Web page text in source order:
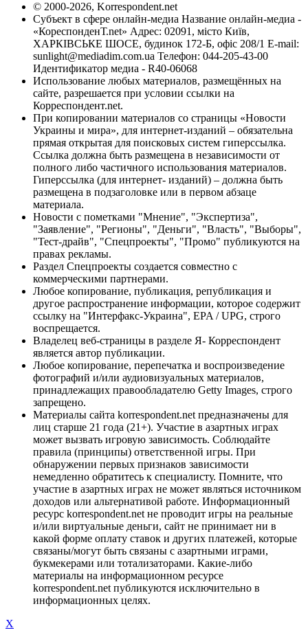
© 2000-2026, Korrespondent.net
Субъект в сфере онлайн-медиа Название онлайн-медиа -
«КореспонденТ.net» Адрес: 02091, місто Київ,
ХАРКІВСЬКЕ ШОСЕ, будинок 172-Б, офіс 208/1 E-mail:
sunlight@mediadim.com.ua Телефон: 044-205-43-00
Идентификатор медиа - R40-06068
Использование любых материалов, размещённых на
сайте, разрешается при условии ссылки на
Корреспондент.net.
При копировании материалов со страницы «Новости
Украины и мира», для интернет-изданий – обязательна
прямая открытая для поисковых систем гиперссылка.
Ссылка должна быть размещена в независимости от
полного либо частичного использования материалов.
Гиперссылка (для интернет- изданий) – должна быть
размещена в подзаголовке или в первом абзаце
материала.
Новости с пометками "Мнение", "Экспертиза",
"Заявление", "Регионы", "Деньги", "Власть", "Выборы",
"Тест-драйв", "Спецпроекты", "Промо" публикуются на
правах рекламы.
Раздел Спецпроекты создается совместно с
коммерческими партнерами.
Любое копирование, публикация, републикация и
другое распространение информации, которое содержит
ссылку на "Интерфакс-Украина", EPA / UPG, строго
воспрещается.
Владелец веб-страницы в разделе Я- Корреспондент
является автор публикации.
Любое копирование, перепечатка и воспроизведение
фотографий и/или аудиовизуальных материалов,
принадлежащих правообладателю Getty Images, строго
запрещено.
Материалы сайта korrespondent.net предназначены для
лиц старше 21 года (21+). Участие в азартных играх
может вызвать игровую зависимость. Соблюдайте
правила (принципы) ответственной игры. При
обнаружении первых признаков зависимости
немедленно обратитесь к специалисту. Помните, что
участие в азартных играх не может являться источником
доходов или альтернативой работе. Информационный
ресурс korrespondent.net не проводит игры на реальные
и/или виртуальные деньги, сайт не принимает ни в
какой форме оплату ставок и других платежей, которые
связаны/могут быть связаны с азартными играми,
букмекерами или тотализаторами. Какие-либо
материалы на информационном ресурсе
korrespondent.net публикуются исключительно в
информационных целях.
X